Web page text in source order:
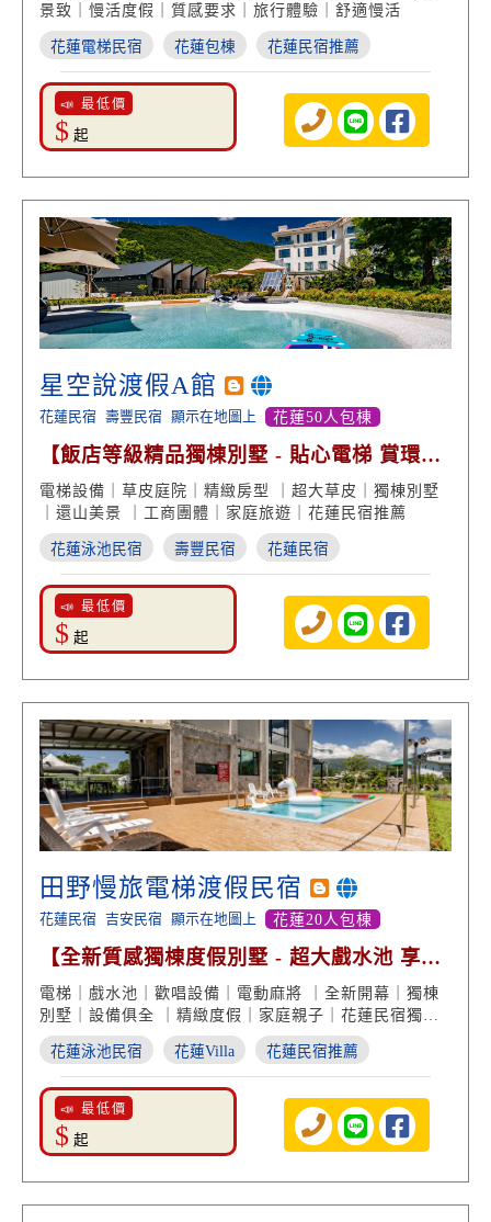
景致｜慢活度假｜質感要求｜旅行體驗｜舒適慢活
花蓮電梯民宿 花蓮包棟 花蓮民宿推薦
📣 最低價
$ 起
星空說渡假A館
花蓮民宿 壽豐民宿 顯示在地圖上 花蓮50人包棟
【飯店等級精品獨棟別墅 - 貼心電梯 賞環山
美景】
電梯設備｜草皮庭院｜精緻房型 ｜超大草皮｜獨棟別墅
｜還山美景 ｜工商團體｜家庭旅遊｜花蓮民宿推薦
花蓮泳池民宿 壽豐民宿 花蓮民宿
📣 最低價
$ 起
田野慢旅電梯渡假民宿
花蓮民宿 吉安民宿 顯示在地圖上 花蓮20人包棟
【全新質感獨棟度假別墅 - 超大戲水池 享受
全娛樂】
電梯｜戲水池｜歡唱設備｜電動麻將 ｜全新開幕｜獨棟
別墅｜設備俱全 ｜精緻度假｜家庭親子｜花蓮民宿獨棟
推薦
花蓮泳池民宿 花蓮Villa 花蓮民宿推薦
📣 最低價
$ 起